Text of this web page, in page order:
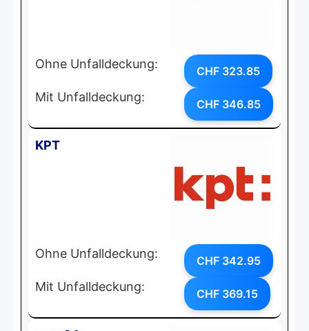
Ohne Unfalldeckung: CHF 323.85
Mit Unfalldeckung: CHF 346.85
KPT
Ohne Unfalldeckung: CHF 342.95
Mit Unfalldeckung: CHF 369.15